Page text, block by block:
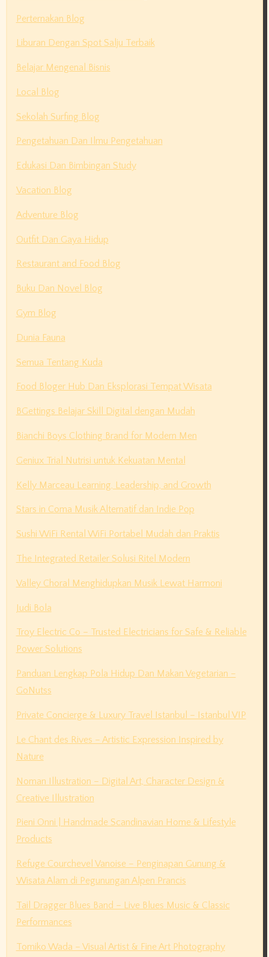
Perternakan Blog
Liburan Dengan Spot Salju Terbaik
Belajar Mengenal Bisnis
Local Blog
Sekolah Surfing Blog
Pengetahuan Dan Ilmu Pengetahuan
Edukasi Dan Bimbingan Study
Vacation Blog
Adventure Blog
Outfit Dan Gaya Hidup
Restaurant and Food Blog
Buku Dan Novel Blog
Gym Blog
Dunia Fauna
Semua Tentang Kuda
Food Bloger Hub Dan Eksplorasi Tempat Wisata
BGettings Belajar Skill Digital dengan Mudah
Bianchi Boys Clothing Brand for Modern Men
Geniux Trial Nutrisi untuk Kekuatan Mental
Kelly Marceau Learning, Leadership, and Growth
Stars in Coma Musik Alternatif dan Indie Pop
Sushi WiFi Rental WiFi Portabel Mudah dan Praktis
The Integrated Retailer Solusi Ritel Modern
Valley Choral Menghidupkan Musik Lewat Harmoni
Judi Bola
Troy Electric Co – Trusted Electricians for Safe & Reliable
Power Solutions
Panduan Lengkap Pola Hidup Dan Makan Vegetarian –
GoNutss
Private Concierge & Luxury Travel Istanbul – Istanbul VIP
Le Chant des Rives – Artistic Expression Inspired by
Nature
Noman Illustration – Digital Art, Character Design &
Creative Illustration
Pieni Onni | Handmade Scandinavian Home & Lifestyle
Products
Refuge Courchevel Vanoise – Penginapan Gunung &
Wisata Alam di Pegunungan Alpen Prancis
Tail Dragger Blues Band – Live Blues Music & Classic
Performances
Tomiko Wada – Visual Artist & Fine Art Photography